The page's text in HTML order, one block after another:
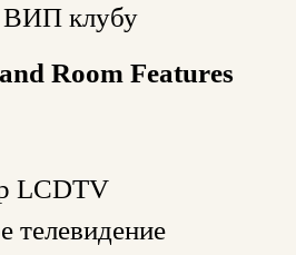
ВИП клубу
Room Features
LCDTV
телевидение